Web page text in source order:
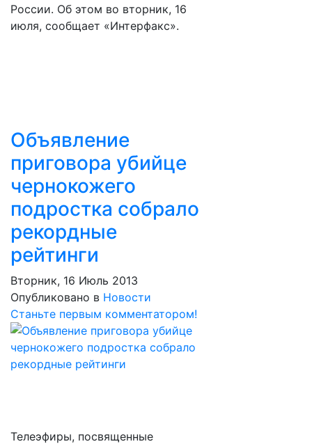
России. Об этом во вторник, 16
июля, сообщает «Интерфакс».
Объявление
приговора убийце
чернокожего
подростка собрало
рекордные
рейтинги
Вторник, 16 Июль 2013
Опубликовано в Новости
Станьте первым комментатором!
Телеэфиры, посвященные